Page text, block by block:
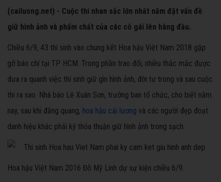
(cailuong.net) - Cuộc thi nhan sắc lớn nhất năm đặt vấn đề
giữ hình ảnh và phẩm chất của các cô gái lên hàng đầu.
Chiều 6/9, 43 thí sinh vào chung kết Hoa hậu Việt Nam 2018 gặp
gỡ báo chí tại TP HCM. Trong phần trao đổi, nhiều thắc mắc được
đưa ra quanh việc thí sinh giữ gìn hình ảnh, đời tư trong và sau cuộc
thi ra sao. Nhà báo Lê Xuân Sơn, trưởng ban tổ chức, cho biết năm
nay, sau khi đăng quang, hoa hậu cải lương và các người đẹp đoạt
danh hiệu khác phải ký thỏa thuận giữ hình ảnh trong sạch.
Hoa hậu Việt Nam 2016 Đỗ Mỹ Linh dự sự kiện chiều 6/9.